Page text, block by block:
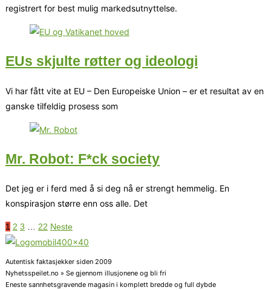
registrert for best mulig markedsutnyttelse.
EUs skjulte røtter og ideologi
Vi har fått vite at EU – Den Europeiske Union – er et resultat av en
ganske tilfeldig prosess som
Mr. Robot: F*ck society
Det jeg er i ferd med å si deg nå er strengt hemmelig. En
konspirasjon større enn oss alle. Det
1 2 3 … 22 Neste
Autentisk faktasjekker siden 2009
Nyhetsspeilet.no » Se gjennom illusjonene og bli fri
Eneste sannhetsgravende magasin i komplett bredde og full dybde